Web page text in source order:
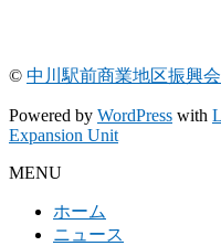
© 中川駅前商業地区振興会
Powered by WordPress with
Expansion Unit
MENU
ホーム
ニュース